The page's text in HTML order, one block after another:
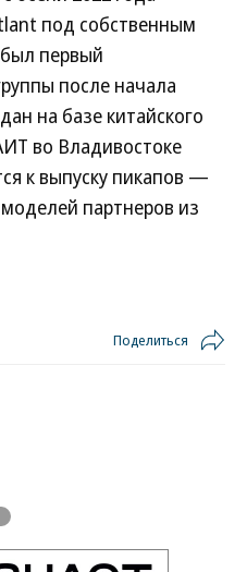
под собственным
первый
после начала
на базе китайского
во Владивостоке
к выпуску пикапов —
партнеров из
Поделиться